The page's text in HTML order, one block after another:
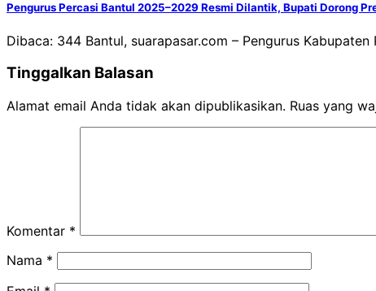
Pengurus Percasi Bantul 2025–2029 Resmi Dilantik, Bupati Dorong
Dibaca: 344 Bantul, suarapasar.com – Pengurus
Tinggalkan Balasan
Alamat email Anda tidak akan dipublikasikan. Ruas yang
Komentar *
Nama *